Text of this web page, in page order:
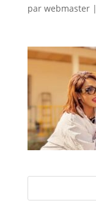
par webmaster|